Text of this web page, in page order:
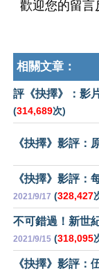
歡迎您的留言
相關文章：
評《抉擇》：影
(314,689次)
《抉擇》影評：
《抉擇》影評：
2021/9/17 (328,427
不可錯過！新世
2021/9/15 (318,095
《抉擇》影評：